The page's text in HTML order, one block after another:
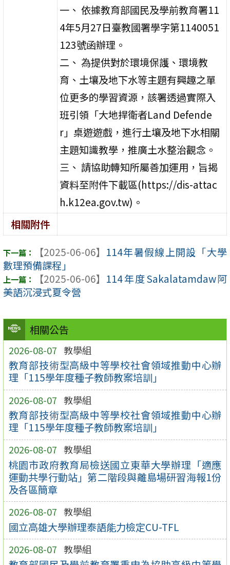
相關公告
2026-08-07 教學組
教育部技術型高級中等學校社會領域推動中心辦
理「115學年度種子教師教案培訓」
2026-08-07 教學組
教育部技術型高級中等學校社會領域推動中心辦
理「115學年度種子教師教案培訓」
2026-08-07 教學組
桃園市政府教育局檢送國立東華大學辦理「適應
運動共學行動站」第二階段與離島場研習海報1份
及各區簡章
2026-08-07 教學組
國立高雄大學辦理泰語能力檢定CU-TFL
2026-08-07 教學組
一、 依據教育部國民及學前教育署11
4年5月27日臺教國署學字第1140051
123號函辦理。
二、 為提供對於環境保護、環境教
育、土壤及地下水等主題有興趣之單
位更多的學習資源，該署透過實際入
班引領「大地捍衛者Land Defende
r」桌遊遊戲，進行土壤及地下水相關
主題知識教學，推廣土水整治觀念。
三、 請協助轉知所屬善加運用，旨揭
資料至附件下載區(https://dis-attac
h.k12ea.gov.tw)。
相關附件
【2025-06-06】 114年暑假線上開設「大學
數理預備課程」
【2025-06-06】 114年度Sakalatamdaw阿
美語沉浸式夏令營